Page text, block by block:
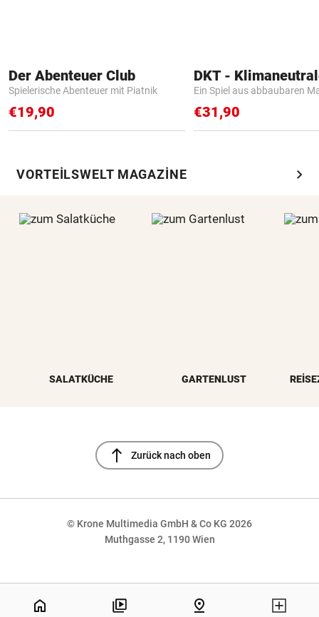
Der Abenteuer Club
Spielerische Abenteuer mit Piatnik
€19,90
Ein Spiel aus abbaubaren
€31,90
VORTEILSWELT MAGAZINE chevron_right
SALATKÜCHE GARTENLUST
north Zurück nach oben
© Krone Multimedia GmbH & Co KG 2026
Muthgasse 2, 1190 Wien
home pin_drop
NaN%